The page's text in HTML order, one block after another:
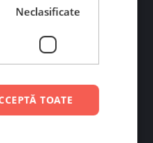
Neclasificate
TOATE